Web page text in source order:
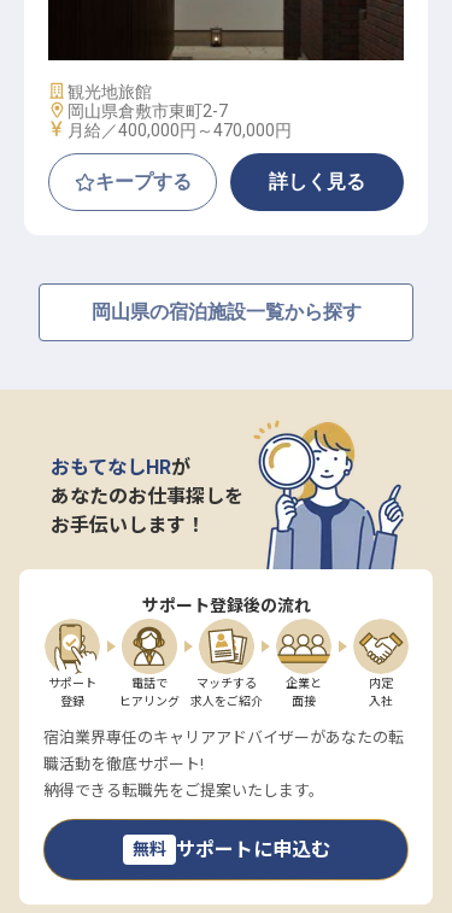
0万～47万／転勤なし
施設業態
観光地旅館
勤務地
岡山県倉敷市東町2-7
給与
月給／400,000円～470,000円
キープする 詳しく見る
岡山県の宿泊施設一覧から探す
おもてなしHRが
あなたのお仕事探しを
お手伝いします！
サポート登録後の流れ
サポート
登録
電話で
ヒアリング
マッチする
求人をご紹介
企業と
面接
内定
入社
宿泊業界専任のキャリアアドバイザーがあなたの転
職活動を徹底サポート!
納得できる転職先をご提案いたします。
無料 サポートに申込む